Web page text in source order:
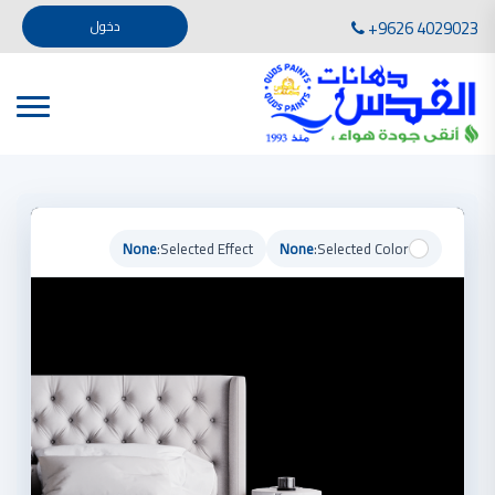
+9626 4029023 دخول
تأسست صناعة دهانات القدس في عام 1994. وقد بدأت بخطين من المنتجات .
، معجون الجدران الداخلية المائي ولصق البلاط ذو القاعدة الأسمنتية
صناعة دهانات القدس دهان شركات دهانات في الاردن
دهانات, أنواع الدهانات, أنواع الدهانات واسعارها في الاردن, مهندس دهانات,
أنواع الدهانات بالصور, أنواع الدهانات المنزلية, أنواع الدهانات في الاردن, أنواع الدهانات في الاردن
صناعة دهانات القدس معارض دهانات
كتالوج الوان دهانات, الوان دهانات فاتحة,
معلم دهانات, سعر سطل الدهان في الأردن, تكلفة دهان غرفة,
دهانات للبيع, افضل نواع الدهان في الاردن, سعر الدهان في الاردن, دهانات الاردن,
شركة القدس لصناعة الدهانات أفضل انواع الدهانات
معجونة معجون الجدران الداخلية
Selected Color:
None
Selected Effect:
None